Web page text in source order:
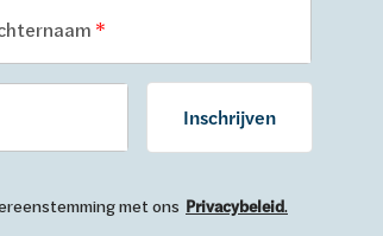
Inschrijven
met ons Privacybeleid.